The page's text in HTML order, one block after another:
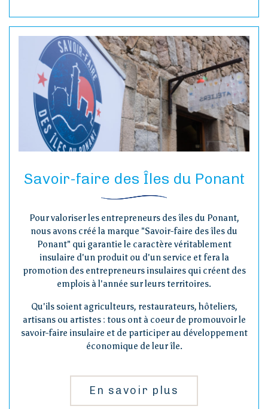
Savoir-faire des Îles du Ponant
Pour valoriser les entrepreneurs des îles du Ponant,
nous avons créé la marque "Savoir-faire des îles du
Ponant" qui garantie le caractère véritablement
insulaire d'un produit ou d'un service et fera la
promotion des entrepreneurs insulaires qui créent des
emplois à l'année sur leurs territoires.
Qu'ils soient agriculteurs, restaurateurs, hôteliers,
artisans ou artistes : tous ont à coeur de promouvoir le
savoir-faire insulaire et de participer au développement
économique de leur île.
En savoir plus